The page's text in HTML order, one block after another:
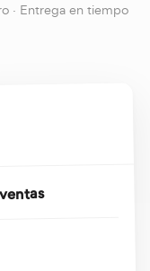
· Entrega en tiempo